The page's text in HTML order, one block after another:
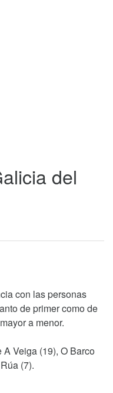
del
con las personas
de primer como de
a menor.
Veiga (19), O Barco
(7).